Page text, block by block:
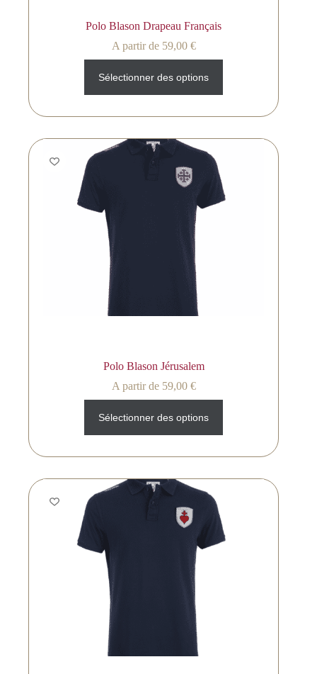
Polo Blason Drapeau Français
A partir de 59,00 €
Sélectionner des options
Polo Blason Jérusalem
A partir de 59,00 €
Sélectionner des options